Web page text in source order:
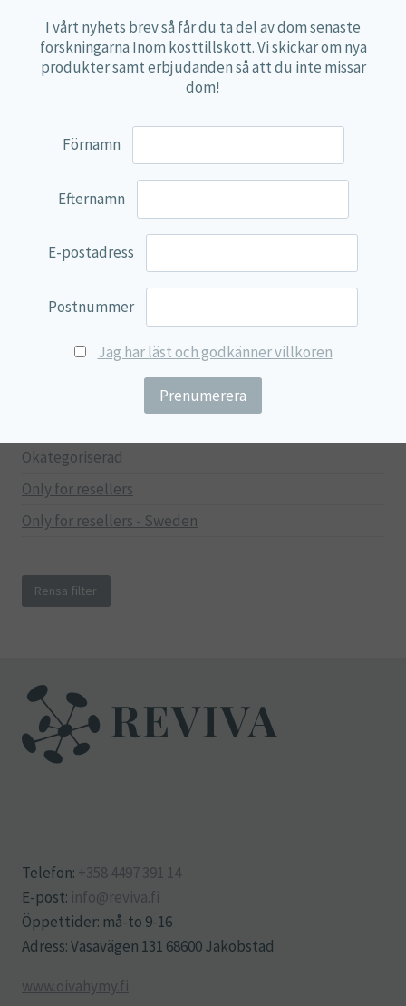
Kenkou Selfcare
Green Trade
Mage & Tarm
Stressad & Trött
Muskler & Leder
Hjärna & Minne
Okategoriserad
Only for resellers
Only for resellers - Sweden
Rensa filter
Telefon: +358 4497 391 14
E-post: info@reviva.fi
Öppettider: må-to 9-16
Adress: Vasavägen 131 68600 Jakobstad
www.oivahymy.fi
I vårt nyhets brev så får du ta del av dom senaste
forskningarna Inom kosttillskott. Vi skickar om nya
produkter samt erbjudanden så att du inte missar
dom!
Förnamn
Efternamn
E-postadress
Postnummer
Jag har läst och godkänner villkoren